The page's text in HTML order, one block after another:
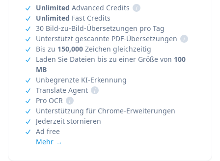
Unlimited Advanced Credits
i
Unlimited Fast Credits
30 Bild-zu-Bild-Übersetzungen pro Tag
Unterstützt gescannte PDF-Übersetzungen
i
Bis zu 150,000 Zeichen gleichzeitig
Laden Sie Dateien bis zu einer Größe von 100
MB
Unbegrenzte KI-Erkennung
Translate Agent
i
Pro OCR
i
Unterstützung für Chrome-Erweiterungen
Jederzeit stornieren
Ad free
Mehr →